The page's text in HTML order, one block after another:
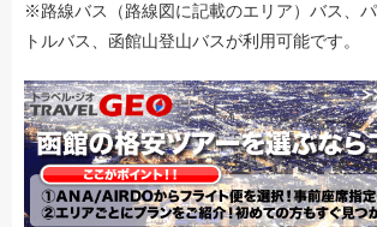
※路線バス（路線図に記載のエリア）バス、
トルバス、函館山登山バスが利用可能です。